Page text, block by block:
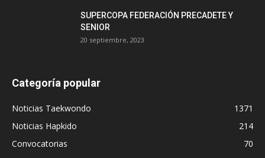
SUPERCOPA FEDERACIÓN PRECADETE Y
SENIOR
20 septiembre, 2023
Categoría popular
Noticias Taekwondo
1371
Noticias Hapkido
214
Convocatorias
70